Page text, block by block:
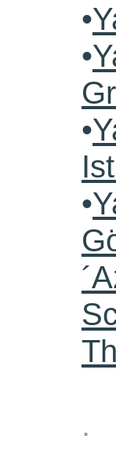
•
•
•
•
.